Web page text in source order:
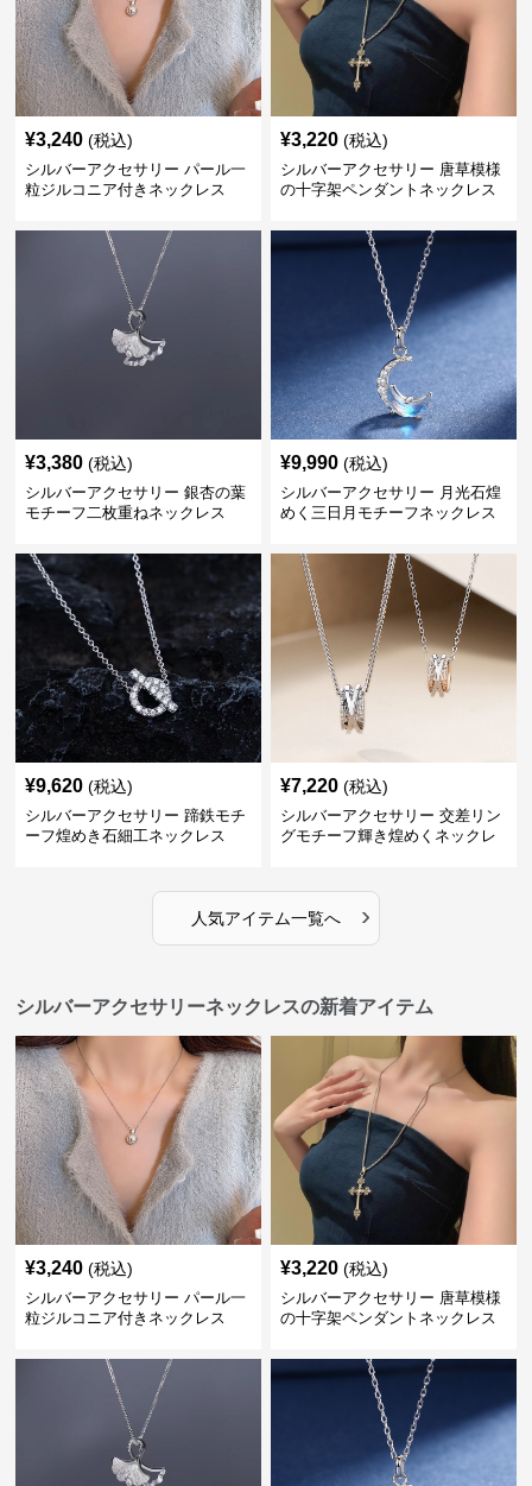
¥3,240 (税込)
シルバーアクセサリー パール一
粒ジルコニア付きネックレス
¥3,220 (税込)
シルバーアクセサリー 唐草模様
の十字架ペンダントネックレス
¥3,380 (税込)
シルバーアクセサリー 銀杏の葉
モチーフ二枚重ねネックレス
¥9,990 (税込)
シルバーアクセサリー 月光石煌
めく三日月モチーフネックレス
¥9,620 (税込)
シルバーアクセサリー 蹄鉄モチ
ーフ煌めき石細工ネックレス
¥7,220 (税込)
シルバーアクセサリー 交差リン
グモチーフ輝き煌めくネックレ
人気アイテム一覧へ ›
シルバーアクセサリーネックレスの新着アイテム
¥3,240 (税込)
シルバーアクセサリー パール一
粒ジルコニア付きネックレス
¥3,220 (税込)
シルバーアクセサリー 唐草模様
の十字架ペンダントネックレス